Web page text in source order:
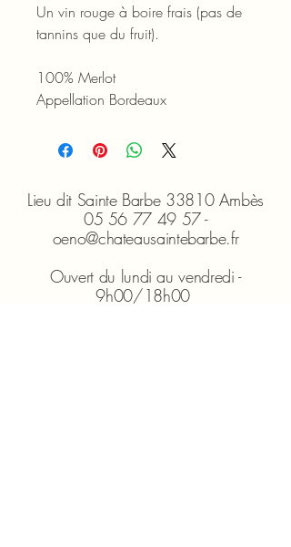
Un vin rouge à boire frais (pas de
tannins que du fruit).
100% Merlot
Appellation Bordeaux
Lieu dit Sainte Barbe 33810 Ambès
05 56 77 49 57 -
oeno@chateausaintebarbe.fr
Ouvert du lundi au vendredi -
9h00/18h00